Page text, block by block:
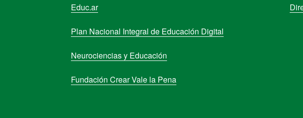
Educ.ar
Plan Nacional Integral de Educación Digital
Neurociencias y Educación
Fundación Crear Vale la Pena